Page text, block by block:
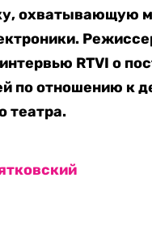
охватывающую
RTVI о
по отношению к
театра.